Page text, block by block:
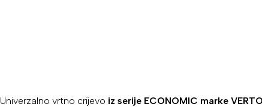
Univerzalno vrtno crijevo iz serije ECONOMIC marke VERTO